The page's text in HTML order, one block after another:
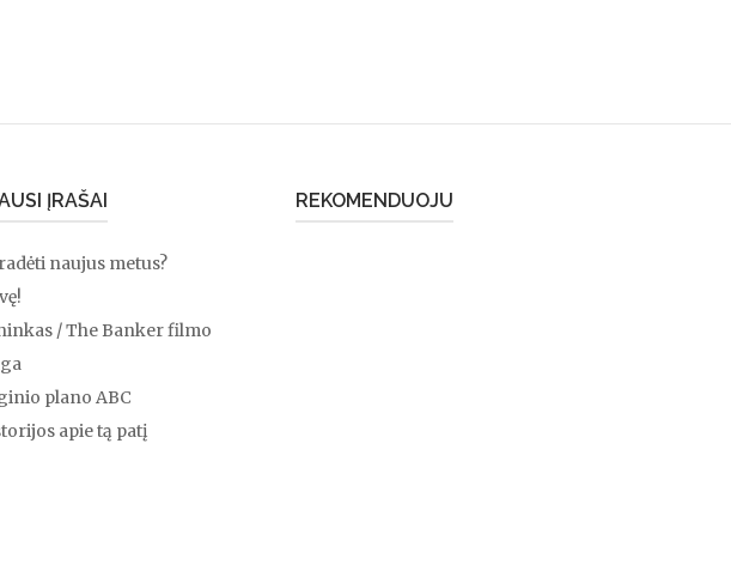
ĮRAŠAI
naujus metus?
/ The Banker filmo
plano ABC
apie tą patį
REKOMENDUOJU